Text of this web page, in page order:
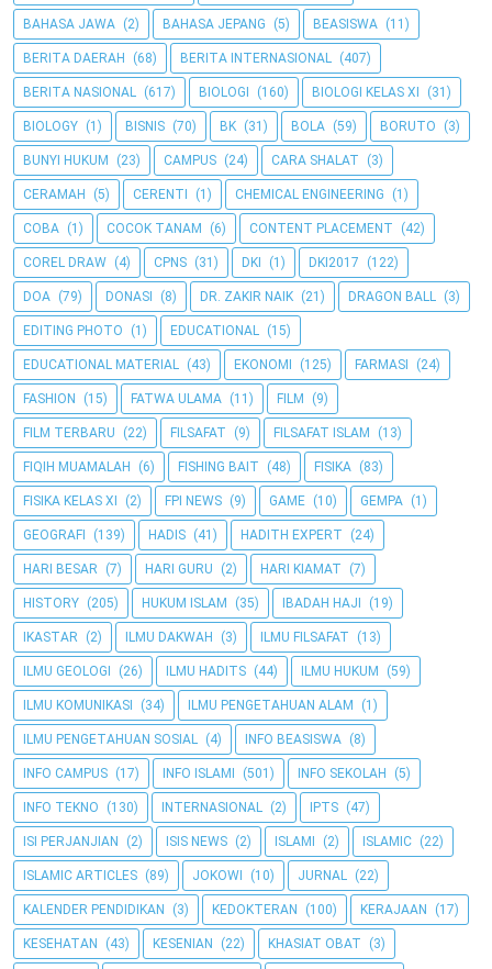
BAHASA JAWA (2) BAHASA JEPANG (5) BEASISWA (11)
BERITA DAERAH (68) BERITA INTERNASIONAL (407)
BERITA NASIONAL (617) BIOLOGI (160) BIOLOGI KELAS XI (31)
BIOLOGY (1) BISNIS (70) BK (31) BOLA (59) BORUTO (3)
BUNYI HUKUM (23) CAMPUS (24) CARA SHALAT (3)
CERAMAH (5) CERENTI (1) CHEMICAL ENGINEERING (1)
COBA (1) COCOK TANAM (6) CONTENT PLACEMENT (42)
COREL DRAW (4) CPNS (31) DKI (1) DKI2017 (122)
DOA (79) DONASI (8) DR. ZAKIR NAIK (21) DRAGON BALL (3)
EDITING PHOTO (1) EDUCATIONAL (15)
EDUCATIONAL MATERIAL (43) EKONOMI (125) FARMASI (24)
FASHION (15) FATWA ULAMA (11) FILM (9)
FILM TERBARU (22) FILSAFAT (9) FILSAFAT ISLAM (13)
FIQIH MUAMALAH (6) FISHING BAIT (48) FISIKA (83)
FISIKA KELAS XI (2) FPI NEWS (9) GAME (10) GEMPA (1)
GEOGRAFI (139) HADIS (41) HADITH EXPERT (24)
HARI BESAR (7) HARI GURU (2) HARI KIAMAT (7)
HISTORY (205) HUKUM ISLAM (35) IBADAH HAJI (19)
IKASTAR (2) ILMU DAKWAH (3) ILMU FILSAFAT (13)
ILMU GEOLOGI (26) ILMU HADITS (44) ILMU HUKUM (59)
ILMU KOMUNIKASI (34) ILMU PENGETAHUAN ALAM (1)
ILMU PENGETAHUAN SOSIAL (4) INFO BEASISWA (8)
INFO CAMPUS (17) INFO ISLAMI (501) INFO SEKOLAH (5)
INFO TEKNO (130) INTERNASIONAL (2) IPTS (47)
ISI PERJANJIAN (2) ISIS NEWS (2) ISLAMI (2) ISLAMIC (22)
ISLAMIC ARTICLES (89) JOKOWI (10) JURNAL (22)
KALENDER PENDIDIKAN (3) KEDOKTERAN (100) KERAJAAN (17)
KESEHATAN (43) KESENIAN (22) KHASIAT OBAT (3)